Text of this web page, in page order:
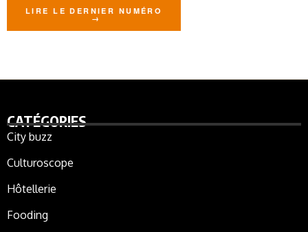
LIRE LE DERNIER NUMÉRO
CATÉGORIES
City buzz
Culturoscope
Hôtellerie
Fooding